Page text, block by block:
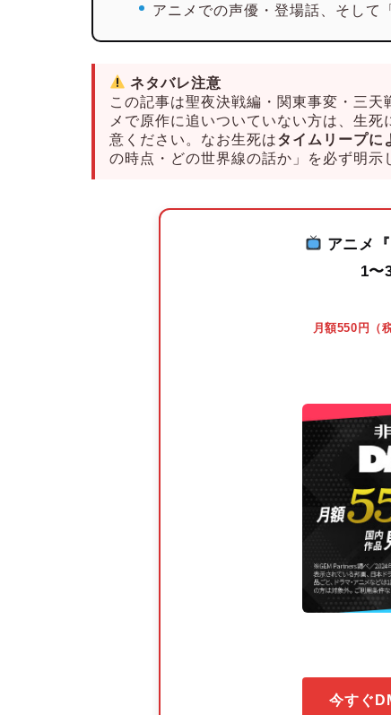
アニメでの声優・登場話、そして
ネタバレ注意
この記事は聖夜決戦編・関東事変・三
メで原作に追いついていない方は、生
意ください。なお生死はタイムリープに
の時点・どの世界線の話か」を必ず明示
アニメ
1〜
月額550円（
今すぐ